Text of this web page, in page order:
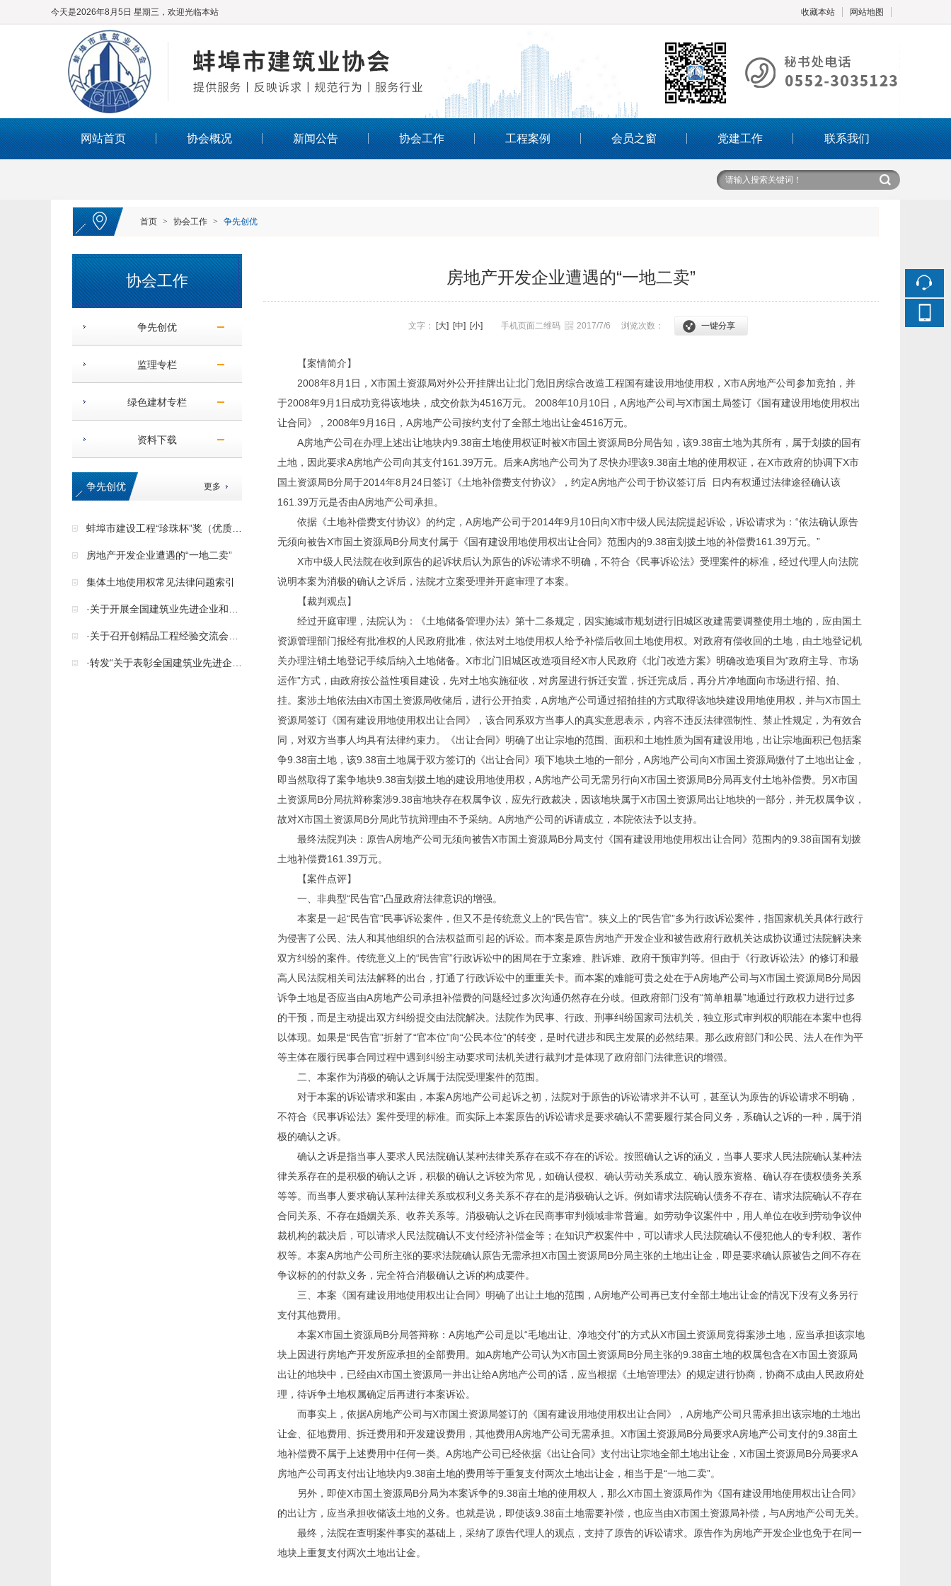
今天是2026年8月5日 星期三，欢迎光临本站 收藏本站 网站地图
网站首页 协会概况 新闻公告 协会工作 工程案例 会员之窗 党建工作 联系我们
首页 > 协会工作 > 争先创优
协会工作
争先创优
监理专栏
绿色建材专栏
资料下载
更多
争先创优
蚌埠市建设工程“珍珠杯”奖（优质工程）申报
房地产开发企业遭遇的“一地二卖”
集体土地使用权常见法律问题索引
·关于开展全国建筑业先进企业和先进工作者表彰活动的通知
·关于召开创精品工程经验交流会的通知
·转发“关于表彰全国建筑业先进企业、优秀企业家和优秀总工程师的决定”
房地产开发企业遭遇的“一地二卖”
文字： [大] [中] [小] 手机页面二维码 2017/7/6 浏览次数： 一键分享
【案情简介】
2008年8月1日，X市国土资源局对外公开挂牌出让北门危旧房综合改造工程国有建设用地使用权，X市A房地产公司参加竞拍，并
于2008年9月1日成功竞得该地块，成交价款为4516万元。 2008年10月10日，A房地产公司与X市国土局签订《国有建设用地使用权出
让合同》，2008年9月16日，A房地产公司按约支付了全部土地出让金4516万元。
A房地产公司在办理上述出让地块内9.38亩土地使用权证时被X市国土资源局B分局告知，该9.38亩土地为其所有，属于划拨的国有
土地，因此要求A房地产公司向其支付161.39万元。后来A房地产公司为了尽快办理该9.38亩土地的使用权证，在X市政府的协调下X市
国土资源局B分局于2014年8月24日签订《土地补偿费支付协议》，约定A房地产公司于协议签订后 日内有权通过法律途径确认该
161.39万元是否由A房地产公司承担。
依据《土地补偿费支付协议》的约定，A房地产公司于2014年9月10日向X市中级人民法院提起诉讼，诉讼请求为：“依法确认原告
无须向被告X市国土资源局B分局支付属于《国有建设用地使用权出让合同》范围内的9.38亩划拨土地的补偿费161.39万元。”
X市中级人民法院在收到原告的起诉状后认为原告的诉讼请求不明确，不符合《民事诉讼法》受理案件的标准，经过代理人向法院
说明本案为消极的确认之诉后，法院才立案受理并开庭审理了本案。
【裁判观点】
经过开庭审理，法院认为：《土地储备管理办法》第十二条规定，因实施城市规划进行旧城区改建需要调整使用土地的，应由国土
资源管理部门报经有批准权的人民政府批准，依法对土地使用权人给予补偿后收回土地使用权。对政府有偿收回的土地，由土地登记机
关办理注销土地登记手续后纳入土地储备。X市北门旧城区改造项目经X市人民政府《北门改造方案》明确改造项目为“政府主导、市场
运作”方式，由政府按公益性项目建设，先对土地实施征收，对房屋进行拆迁安置，拆迁完成后，再分片净地面向市场进行招、拍、
挂。案涉土地依法由X市国土资源局收储后，进行公开拍卖，A房地产公司通过招拍挂的方式取得该地块建设用地使用权，并与X市国土
资源局签订《国有建设用地使用权出让合同》，该合同系双方当事人的真实意思表示，内容不违反法律强制性、禁止性规定，为有效合
同，对双方当事人均具有法律约束力。《出让合同》明确了出让宗地的范围、面积和土地性质为国有建设用地，出让宗地面积已包括案
争9.38亩土地，该9.38亩土地属于双方签订的《出让合同》项下地块土地的一部分，A房地产公司向X市国土资源局缴付了土地出让金，
即当然取得了案争地块9.38亩划拨土地的建设用地使用权，A房地产公司无需另行向X市国土资源局B分局再支付土地补偿费。另X市国
土资源局B分局抗辩称案涉9.38亩地块存在权属争议，应先行政裁决，因该地块属于X市国土资源局出让地块的一部分，并无权属争议，
故对X市国土资源局B分局此节抗辩理由不予采纳。A房地产公司的诉请成立，本院依法予以支持。
最终法院判决：原告A房地产公司无须向被告X市国土资源局B分局支付《国有建设用地使用权出让合同》范围内的9.38亩国有划拨
土地补偿费161.39万元。
【案件点评】
一、非典型“民告官”凸显政府法律意识的增强。
本案是一起“民告官”民事诉讼案件，但又不是传统意义上的“民告官”。狭义上的“民告官”多为行政诉讼案件，指国家机关具体行政行
为侵害了公民、法人和其他组织的合法权益而引起的诉讼。而本案是原告房地产开发企业和被告政府行政机关达成协议通过法院解决来
双方纠纷的案件。传统意义上的“民告官”行政诉讼中的困局在于立案难、胜诉难、政府干预审判等。但由于《行政诉讼法》的修订和最
高人民法院相关司法法解释的出台，打通了行政诉讼中的重重关卡。而本案的难能可贵之处在于A房地产公司与X市国土资源局B分局因
诉争土地是否应当由A房地产公司承担补偿费的问题经过多次沟通仍然存在分歧。但政府部门没有“简单粗暴”地通过行政权力进行过多
的干预，而是主动提出双方纠纷提交由法院解决。法院作为民事、行政、刑事纠纷国家司法机关，独立形式审判权的职能在本案中也得
以体现。如果是“民告官”折射了“官本位”向“公民本位”的转变，是时代进步和民主发展的必然结果。那么政府部门和公民、法人在作为平
等主体在履行民事合同过程中遇到纠纷主动要求司法机关进行裁判才是体现了政府部门法律意识的增强。
二、本案作为消极的确认之诉属于法院受理案件的范围。
对于本案的诉讼请求和案由，本案A房地产公司起诉之初，法院对于原告的诉讼请求并不认可，甚至认为原告的诉讼请求不明确，
不符合《民事诉讼法》案件受理的标准。而实际上本案原告的诉讼请求是要求确认不需要履行某合同义务，系确认之诉的一种，属于消
极的确认之诉。
确认之诉是指当事人要求人民法院确认某种法律关系存在或不存在的诉讼。按照确认之诉的涵义，当事人要求人民法院确认某种法
律关系存在的是积极的确认之诉，积极的确认之诉较为常见，如确认侵权、确认劳动关系成立、确认股东资格、确认存在债权债务关系
等等。而当事人要求确认某种法律关系或权利义务关系不存在的是消极确认之诉。例如请求法院确认债务不存在、请求法院确认不存在
合同关系、不存在婚姻关系、收养关系等。消极确认之诉在民商事审判领域非常普遍。如劳动争议案件中，用人单位在收到劳动争议仲
裁机构的裁决后，可以请求人民法院确认不支付经济补偿金等；在知识产权案件中，可以请求人民法院确认不侵犯他人的专利权、著作
权等。本案A房地产公司所主张的要求法院确认原告无需承担X市国土资源局B分局主张的土地出让金，即是要求确认原被告之间不存在
争议标的的付款义务，完全符合消极确认之诉的构成要件。
三、本案《国有建设用地使用权出让合同》明确了出让土地的范围，A房地产公司再已支付全部土地出让金的情况下没有义务另行
支付其他费用。
本案X市国土资源局B分局答辩称：A房地产公司是以“毛地出让、净地交付”的方式从X市国土资源局竞得案涉土地，应当承担该宗地
块上因进行房地产开发所应承担的全部费用。如A房地产公司认为X市国土资源局B分局主张的9.38亩土地的权属包含在X市国土资源局
出让的地块中，已经由X市国土资源局一并出让给A房地产公司的话，应当根据《土地管理法》的规定进行协商，协商不成由人民政府处
理，待诉争土地权属确定后再进行本案诉讼。
而事实上，依据A房地产公司与X市国土资源局签订的《国有建设用地使用权出让合同》，A房地产公司只需承担出该宗地的土地出
让金、征地费用、拆迁费用和开发建设费用，其他费用A房地产公司无需承担。X市国土资源局B分局要求A房地产公司支付的9.38亩土
地补偿费不属于上述费用中任何一类。A房地产公司已经依据《出让合同》支付出让宗地全部土地出让金，X市国土资源局B分局要求A
房地产公司再支付出让地块内9.38亩土地的费用等于重复支付两次土地出让金，相当于是“一地二卖”。
另外，即使X市国土资源局B分局为本案诉争的9.38亩土地的使用权人，那么X市国土资源局作为《国有建设用地使用权出让合同》
的出让方，应当承担收储该土地的义务。也就是说，即使该9.38亩土地需要补偿，也应当由X市国土资源局补偿，与A房地产公司无关。
最终，法院在查明案件事实的基础上，采纳了原告代理人的观点，支持了原告的诉讼请求。原告作为房地产开发企业也免于在同一
地块上重复支付两次土地出让金。